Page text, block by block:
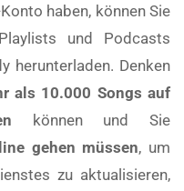
haben, können Sie
und Podcasts
herunterladen. Denken
als 10.000 Songs auf
können und Sie
gehen müssen, um
zu aktualisieren,